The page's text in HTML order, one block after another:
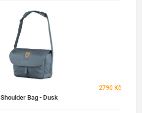
2790 Kč
Bag - Dusk